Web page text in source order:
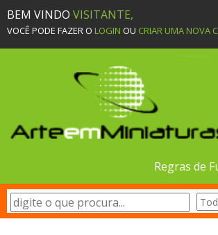
BEM VINDO VISITANTE,
VOCÊ PODE FAZER O LOGIN OU CRIAR UMA NOVA
Regras de